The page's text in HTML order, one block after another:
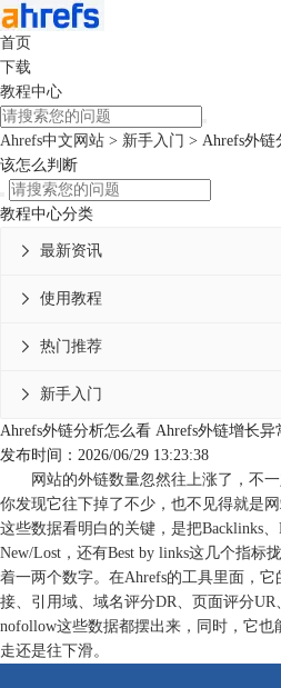
首页
下载
教程中心
Ahrefs中文网站 > 新手入门 > Ahrefs外链
该怎么判断
教程中心分类
最新资讯

使用教程

热门推荐

新手入门

Ahrefs外链分析怎么看 Ahrefs外链增长
发布时间：2026/06/29 13:23:38
网站的外链数量忽然往上涨了，不一
你发现它往下掉了不少，也不见得就是
这些数据看明白的关键，是把Backlinks、
New/Lost，还有Best by links这几个指标
着一两个数字。在Ahrefs的工具里面，它
接、引用域、域名评分DR、页面评分
nofollow这些数据都摆出来，同时，它
走还是往下滑。